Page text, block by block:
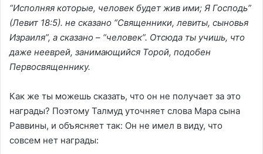
“Исполняя которые, человек будет жив ими; Я Господь”
(Левит 18:5). не сказано “Священники, левиты, сыновья
Израиля”, а сказано – “человек”. Отсюда ты учишь, что
даже нееврей, занимающийся Торой, подобен
Первосвященнику.
Как же ты можешь сказать, что он не получает за это
награды? Поэтому Талмуд уточняет слова Мара сына
Раввины, и объясняет так: Он не имел в виду, что
совсем нет награды: